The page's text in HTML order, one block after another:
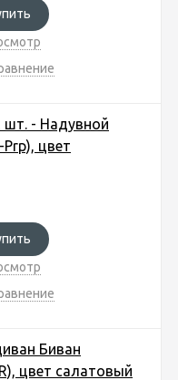
шт. - Надувной
цвет
Биван
цвет салатовый